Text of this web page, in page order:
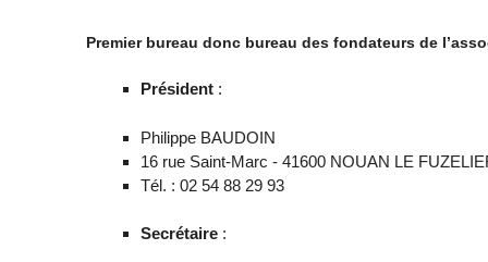
Premier bureau donc bureau des fondateurs de
Président :
Philippe BAUDOIN
16 rue Saint-Marc - 41600 NOUAN LE
Tél. : 02 54 88 29 93
Secrétaire :